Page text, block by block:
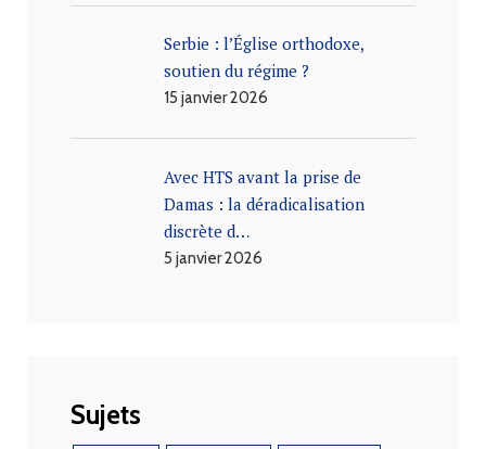
Serbie : l’Église orthodoxe,
soutien du régime ?
15 janvier 2026
Avec HTS avant la prise de
Damas : la déradicalisation
discrète d…
5 janvier 2026
Sujets